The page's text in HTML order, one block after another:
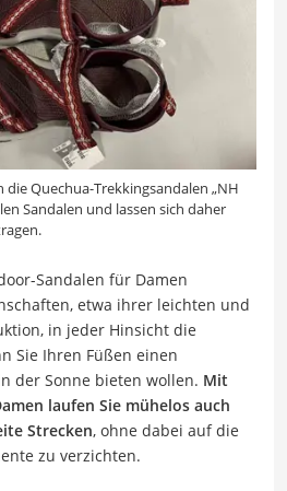
Quechua-Trekkingsandalen „NH
Sandalen und lassen sich daher
Sandalen für Damen
etwa ihrer leichten und
in jeder Hinsicht die
Sie Ihren Füßen einen
der Sonne bieten wollen. Mit
laufen Sie mühelos auch
Strecken, ohne dabei auf die
zu verzichten.